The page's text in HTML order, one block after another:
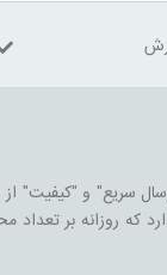
سریع" و "کیفیت"
که روزانه بر تعداد